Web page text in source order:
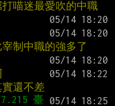
喵迷最愛吹的中職
制中職的強多了
還不差
臺